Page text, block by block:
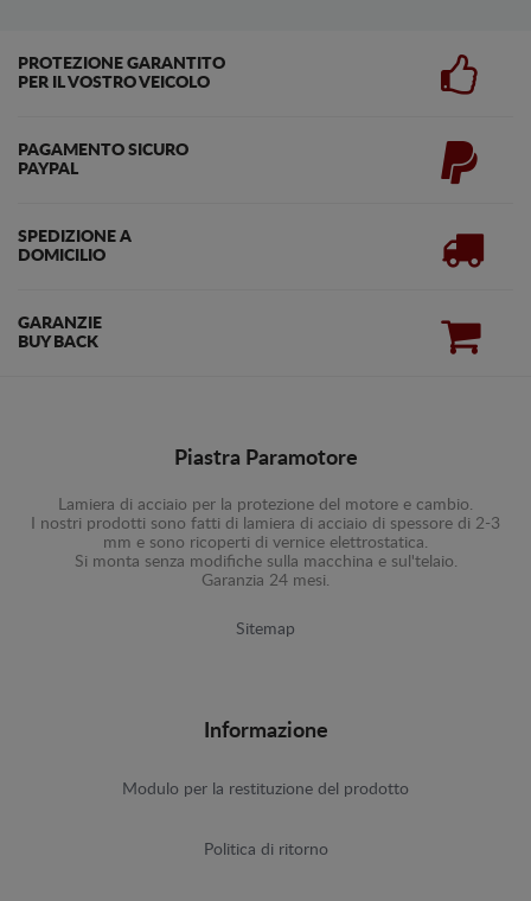
PROTEZIONE GARANTITO
PER IL VOSTRO VEICOLO
PAGAMENTO SICURO
PAYPAL
SPEDIZIONE A
DOMICILIO
GARANZIE
BUY BACK
Piastra Paramotore
Lamiera di acciaio per la protezione del motore e cambio.
I nostri prodotti sono fatti di lamiera di acciaio di spessore di 2-3
mm e sono ricoperti di vernice elettrostatica.
Si monta senza modifiche sulla macchina e sul'telaio.
Garanzia 24 mesi.
Sitemap
Informazione
Modulo per la restituzione del prodotto
Politica di ritorno